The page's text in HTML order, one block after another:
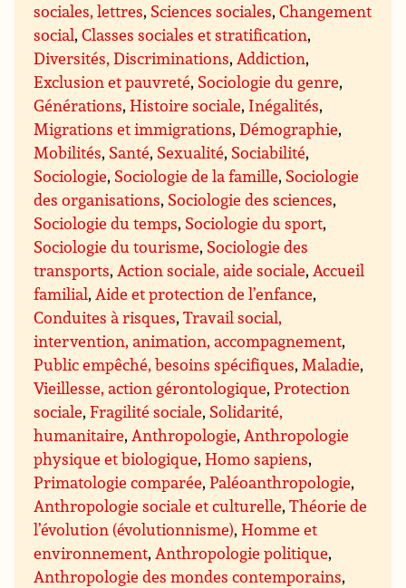
sociales, lettres, Sciences sociales,Changement
social,Classes sociales et stratification,
Diversités, Discriminations, Addiction,
Exclusion et pauvreté, Sociologie du genre,
Générations,Histoire sociale, Inégalités,
Migrations et immigrations,Démographie,
Mobilités, Santé, Sexualité, Sociabilité,
Sociologie, Sociologie de la famille, Sociologie
des organisations, Sociologie des sciences,
Sociologie du temps, Sociologie du sport,
Sociologie du tourisme, Sociologie des
transports, Action sociale, aide sociale, Accueil
familial, Aide et protection de l’enfance,
Conduites à risques,Travail social,
intervention, animation, accompagnement,
Public empêché, besoins spécifiques, Maladie,
Vieillesse, action gérontologique,Protection
sociale,Fragilité sociale, Solidarité,
humanitaire, Anthropologie, Anthropologie
physique et biologique,Homo sapiens,
Primatologie comparée,Paléoanthropologie,
Anthropologie sociale et culturelle,Théorie de
l’évolution (évolutionnisme),Homme et
environnement, Anthropologie politique,
Anthropologie des mondes contemporains,